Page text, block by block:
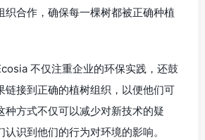
织合作，确保每一棵树都被正确种植
不仅注重企业的环保实践，还鼓
链接到正确的植树组织，以便他们可
种方式不仅可以减少对新技术的疑
识到他们的行为对环境的影响。